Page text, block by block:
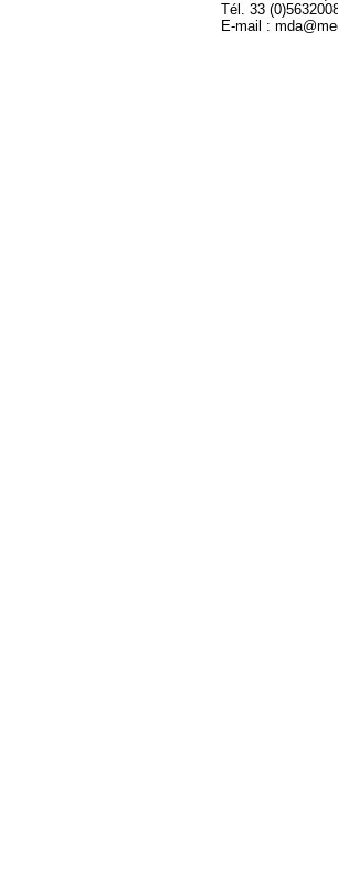
Tél. 33
E-mail :